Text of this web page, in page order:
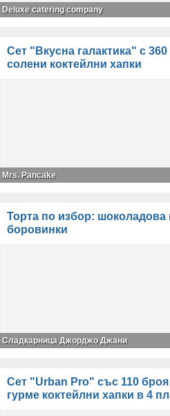
Deluxe catering company
Сет "Вкусна галактика" с
солени коктейлни хапки
Mrs. Pancake
Торта по избор: шоколадова
боровинки
Сладкарница Джорджо Джани
Сет "Urban Pro" със 110
гурме коктейлни хапки в 4